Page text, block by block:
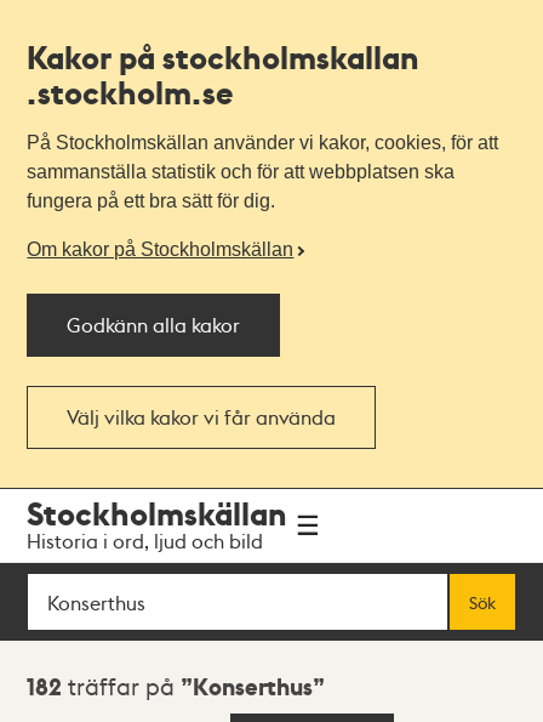
Kakor på stockholmskallan
.stockholm.se
På Stockholmskällan använder vi kakor, cookies, för att
sammanställa statistik och för att webbplatsen ska
fungera på ett bra sätt för dig.
Om kakor på Stockholmskällan
Godkänn alla kakor
Välj vilka kakor vi får använda
navigationen
huvudinnehållet
Stockholmskällan
Historia i ord, ljud och bild
Sök
Sök
Sökresultat
182 träffar på Konserthus